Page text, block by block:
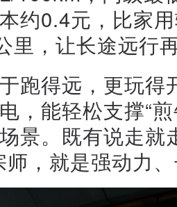
约0.4元，比家
里，让长途远行
跑得远，更玩得
，能轻松支撑“
景。既有说走就
师，就是强动力